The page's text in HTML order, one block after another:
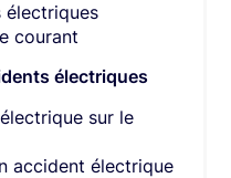
électriques
courant
électriques
sur le
accident électrique